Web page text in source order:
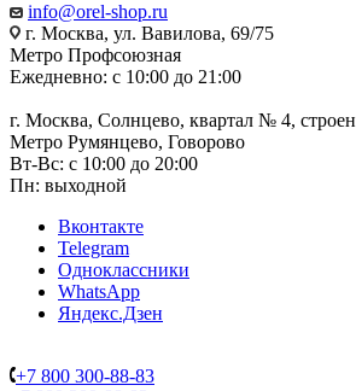
info@orel-shop.ru
г. Москва, ул. Вавилова, 69/75
Метро Профсоюзная
Ежедневно: с 10:00 до 21:00
г. Москва, Солнцево, квартал № 4,
Метро Румянцево, Говорово
Вт-Вс: с 10:00 до 20:00
Пн: выходной
Вконтакте
Telegram
Одноклассники
WhatsApp
Яндекс.Дзен
+7 800 300-88-83